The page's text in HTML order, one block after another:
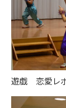
遊戯 恋愛レ